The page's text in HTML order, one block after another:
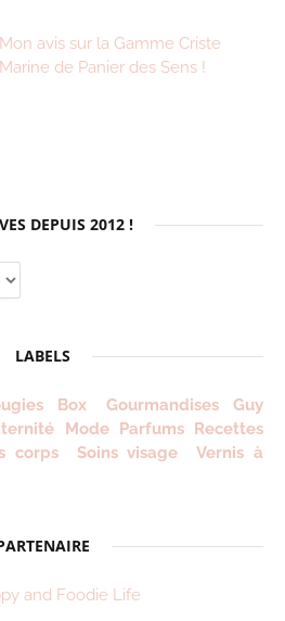
Mon avis sur la Gamme Criste
Marine de Panier des Sens !
DEPUIS 2012 !
LABELS
Box Gourmandises
Guy
Mode Parfums Recettes
corps Soins visage
Vernis à
and Foodie Life